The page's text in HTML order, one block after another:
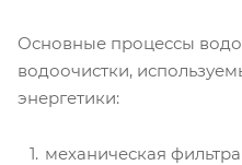
Основные процессы
водоочистки,
энергетики:
механическая